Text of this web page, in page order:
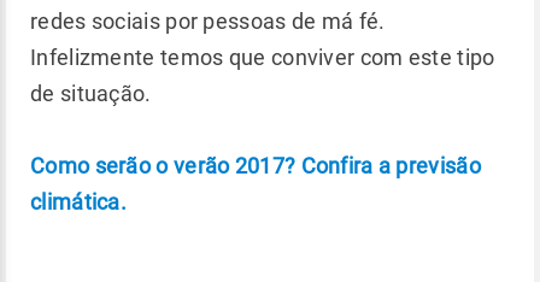
redes sociais por pessoas de má fé.
Infelizmente temos que conviver com este tipo
de situação.
Como serão o verão 2017? Confira a previsão
climática.